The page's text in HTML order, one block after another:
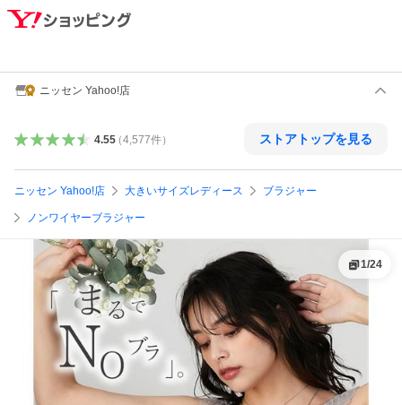
ニッセン Yahoo!店
4.55（4,577件） ストアトップを見る
ニッセン Yahoo!店 大きいサイズレディース ブラジャー
ノンワイヤーブラジャー
1/24